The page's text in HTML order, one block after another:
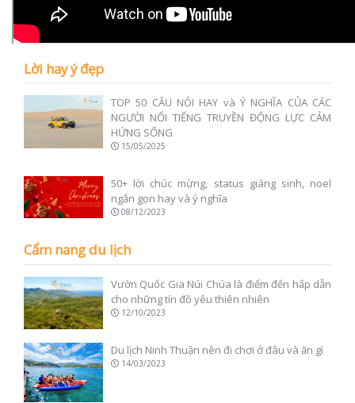
Lời hay ý đẹp
TOP 50 CÂU NÓI HAY và Ý NGHĨA CỦA CÁC
NGƯỜI NỔI TIẾNG TRUYỀN ĐỘNG LỰC CẢM
HỨNG SỐNG
15/05/2025
50+ lời chúc mừng, status giáng sinh, noel
ngắn gọn hay và ý nghĩa
08/12/2023
Cẩm nang du lịch
Vườn Quốc Gia Núi Chúa là điểm đến hấp dẫn
cho những tín đồ yêu thiên nhiên
12/10/2023
Du lịch Ninh Thuận nên đi chơi ở đâu và ăn gì
14/03/2023